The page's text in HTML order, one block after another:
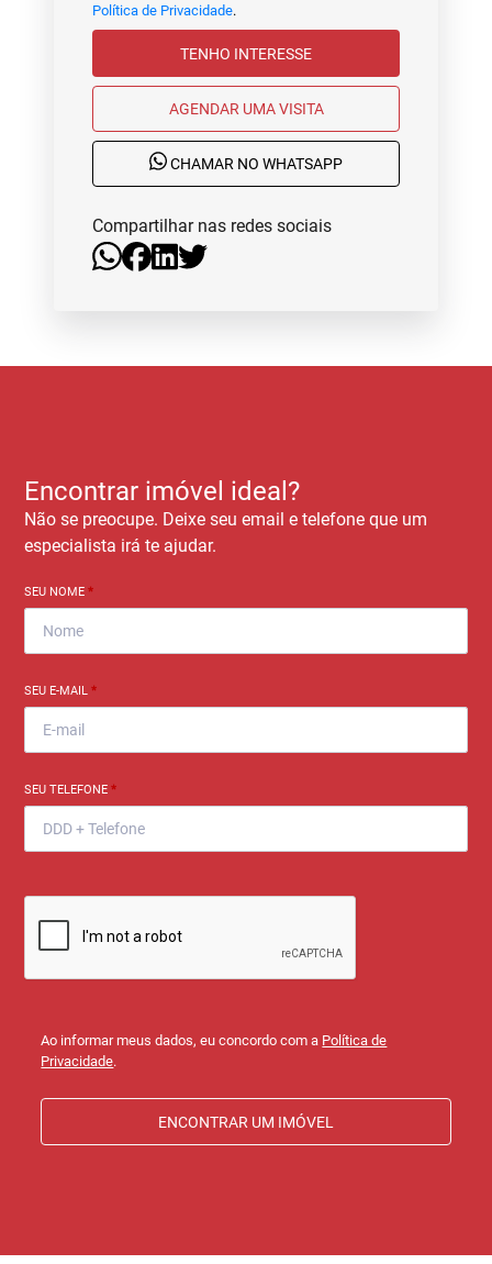
Política de Privacidade.
TENHO INTERESSE
AGENDAR UMA VISITA
CHAMAR NO WHATSAPP
Compartilhar nas redes sociais
Encontrar imóvel ideal?
Não se preocupe. Deixe seu email e telefone que um
especialista irá te ajudar.
SEU NOME*
SEU E-MAIL*
SEU TELEFONE*
Ao informar meus dados, eu concordo com a Política de
Privacidade.
ENCONTRAR UM IMÓVEL